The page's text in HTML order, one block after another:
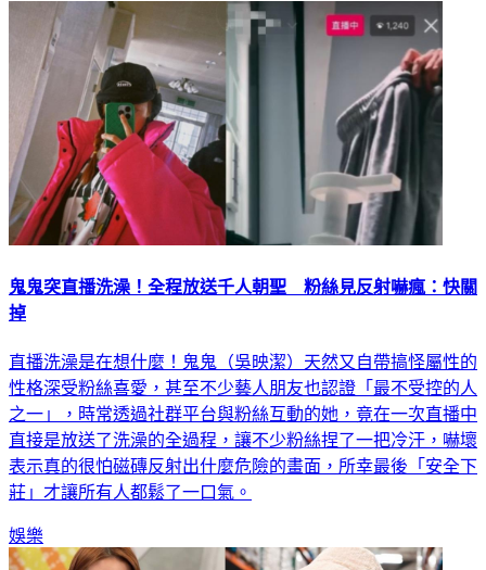
鬼鬼突直播洗澡！全程放送千人朝聖 粉絲見反射嚇瘋：快關
掉
直播洗澡是在想什麼！鬼鬼（吳映潔）天然又自帶搞怪屬性的
性格深受粉絲喜愛，甚至不少藝人朋友也認證「最不受控的人
之一」，時常透過社群平台與粉絲互動的她，竟在一次直播中
直接是放送了洗澡的全過程，讓不少粉絲捏了一把冷汗，嚇壞
表示真的很怕磁磚反射出什麼危險的畫面，所幸最後「安全下
莊」才讓所有人都鬆了一口氣。
娛樂